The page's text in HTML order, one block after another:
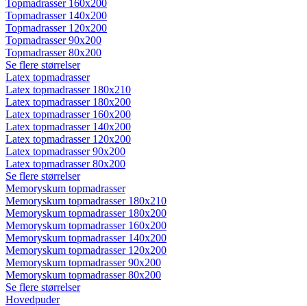
Topmadrasser 160x200
Topmadrasser 140x200
Topmadrasser 120x200
Topmadrasser 90x200
Topmadrasser 80x200
Se flere størrelser
Latex topmadrasser
Latex topmadrasser 180x210
Latex topmadrasser 180x200
Latex topmadrasser 160x200
Latex topmadrasser 140x200
Latex topmadrasser 120x200
Latex topmadrasser 90x200
Latex topmadrasser 80x200
Se flere størrelser
Memoryskum topmadrasser
Memoryskum topmadrasser 180x210
Memoryskum topmadrasser 180x200
Memoryskum topmadrasser 160x200
Memoryskum topmadrasser 140x200
Memoryskum topmadrasser 120x200
Memoryskum topmadrasser 90x200
Memoryskum topmadrasser 80x200
Se flere størrelser
Hovedpuder